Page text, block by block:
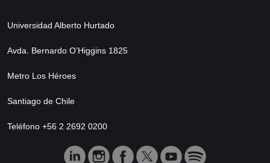
Universidad Alberto Hurtado
Avda. Bernardo O’Higgins 1825
Metro Los Héroes
Santiago de Chile
Teléfono +56 2 2692 0200